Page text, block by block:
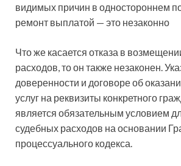
видимых причин в одностороннем
ремонт выплатой — это незаконно
Что же касается отказа в
расходов, то он также незаконен.
доверенности и договоре об
услуг на реквизиты конкретного
является обязательным условием
судебных расходов на основании
процессуального кодекса.